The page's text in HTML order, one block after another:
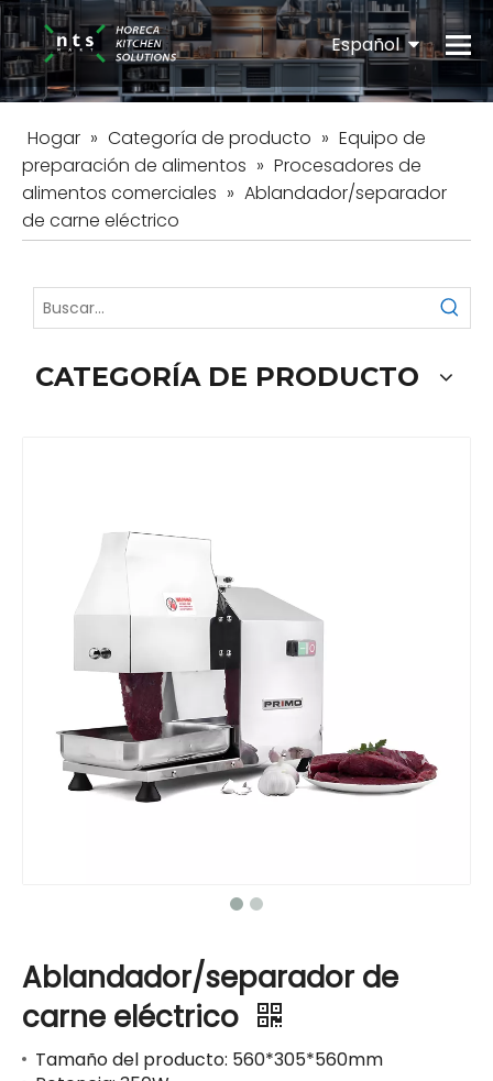
Español
English
Hogar » Categoría de producto » Equipo de
preparación de alimentos » Procesadores de
alimentos comerciales » Ablandador/separador
de carne eléctrico
CATEGORÍA DE PRODUCTO
Ablandador/separador de
carne eléctrico
Tamaño del producto: 560*305*560mm